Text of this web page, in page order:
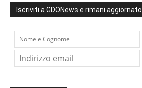
Iscriviti a GDONews e rimani aggiornato